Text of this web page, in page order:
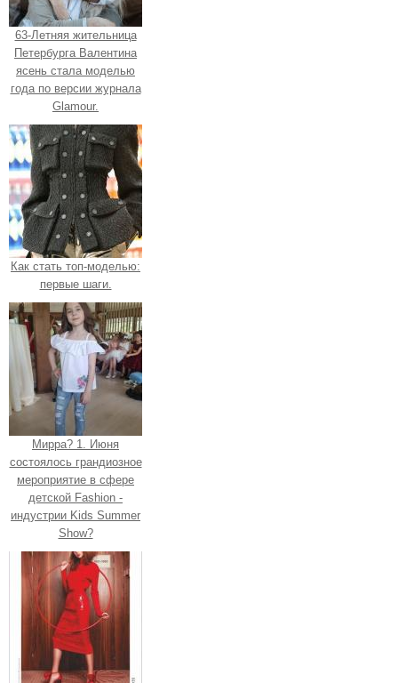
63-Летняя жительница
Петербурга Валентина
ясень стала моделью
года по версии журнала
Glamour.
Как стать топ-моделью:
первые шаги.
Мирра? 1. Июня
состоялось грандиозное
мероприятие в сфере
детской Fashion -
индустрии Kids Summer
Show?